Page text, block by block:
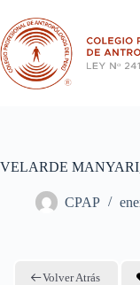
contenido
VELARDE
CPAP
Volver Atrás